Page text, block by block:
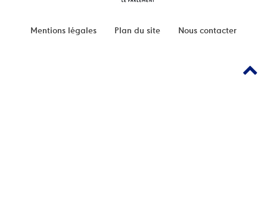
Mentions légales Plan du site Nous contacter